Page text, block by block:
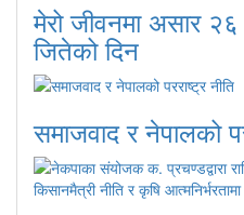
मेरो जीवनमा असार
जितेको दिन
समाजवाद र नेपालको